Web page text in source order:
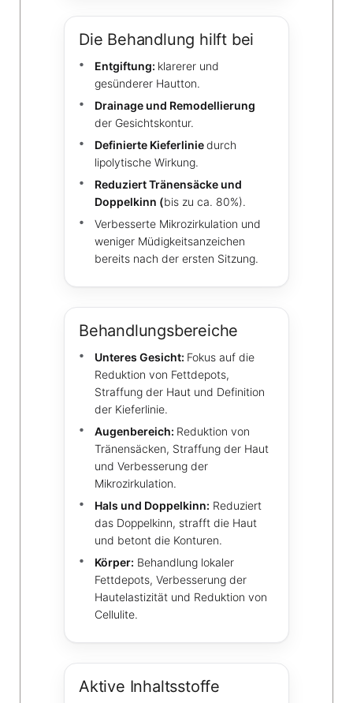
Die Behandlung hilft bei
Entgiftung: klarerer und
gesünderer Hautton.
Drainage und Remodellierung
der Gesichtskontur.
Definierte Kieferliniedurch
lipolytische Wirkung.
Reduziert Tränensäcke und
Doppelkinn (bis zu ca. 80%).
Verbesserte Mikrozirkulation und
weniger Müdigkeitsanzeichen
bereits nach der ersten Sitzung.
Behandlungsbereiche
Unteres Gesicht: Fokus auf die
Reduktion von Fettdepots,
Straffung der Haut und Definition
der Kieferlinie.
Augenbereich: Reduktion von
Tränensäcken, Straffung der Haut
und Verbesserung der
Mikrozirkulation.
Hals und Doppelkinn: Reduziert
das Doppelkinn, strafft die Haut
und betont die Konturen.
Körper: Behandlung lokaler
Fettdepots, Verbesserung der
Hautelastizität und Reduktion von
Cellulite.
Aktive Inhaltsstoffe